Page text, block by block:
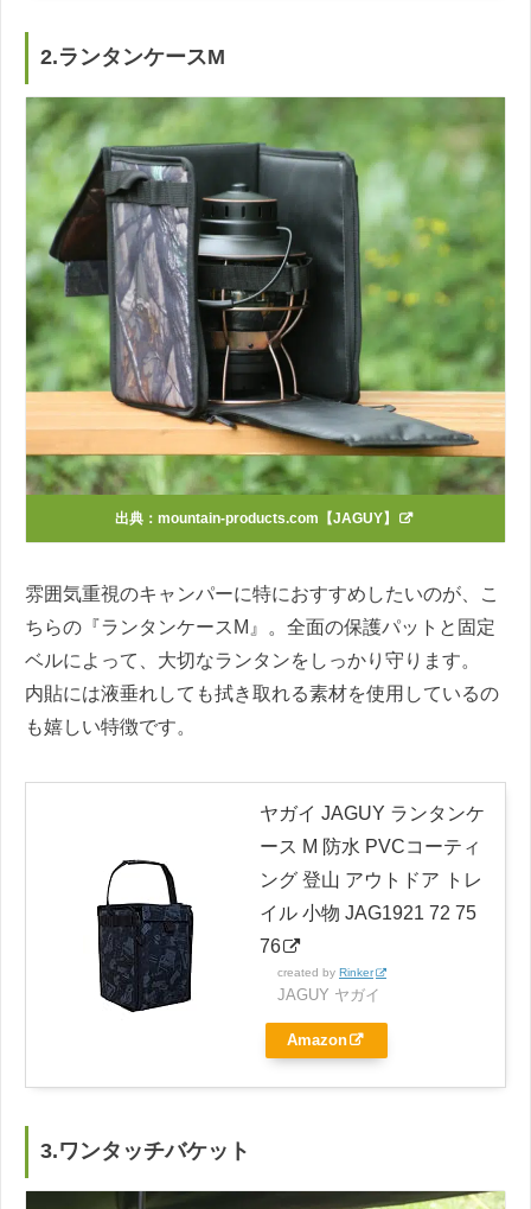
2.ランタンケースM
出典： mountain-products.com【JAGUY】
雰囲気重視のキャンパーに特におすすめしたいのが、こ
ちらの『ランタンケースM』。全面の保護パットと固定
ベルによって、大切なランタンをしっかり守ります。
内貼には液垂れしても拭き取れる素材を使用しているの
も嬉しい特徴です。
ヤガイ JAGUY ランタンケ
ース M 防水 PVCコーティ
ング 登山 アウトドア トレ
イル 小物 JAG1921 72 75
76
created by Rinker
JAGUY ヤガイ
Amazon
3.ワンタッチバケット